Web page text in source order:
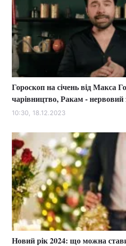
Гороскоп на січень від Макса
чарівництво, Ракам - нервовий
10:30, 18.12.2023
Новий рік 2024: що можна